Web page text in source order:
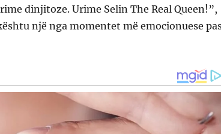
dinjitoze. Urime Selin The Real Queen!”,
një nga momentet më emocionuese